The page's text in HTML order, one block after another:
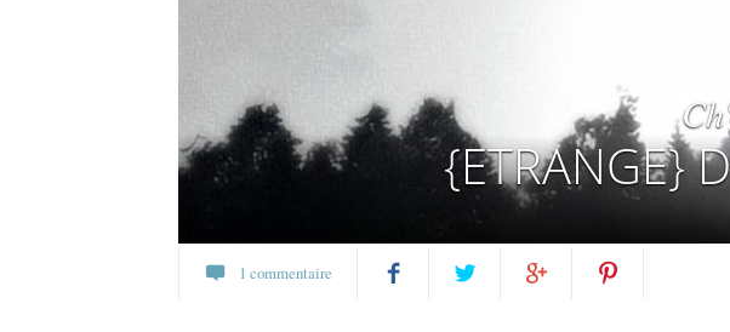
{ETRANGE}
1 commentaire